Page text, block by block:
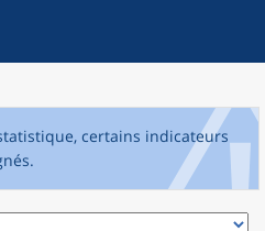
certains indicateurs